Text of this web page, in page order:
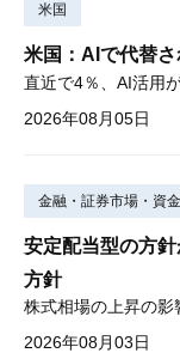
米国
米国：AIで代替
2026年08月05日
金融・証券市場・資
安定配当型の方
方針
2026年08月03日